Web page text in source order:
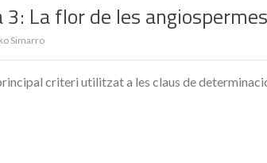
3: La flor de les angiospermes
Simarro
criteri utilitzat a les claus de